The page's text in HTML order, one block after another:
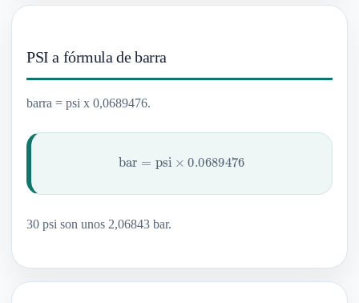
PSI a fórmula de barra
barra = psi x 0,0689476.
bar psi×0.0689476
30 psi son unos 2,06843 bar.